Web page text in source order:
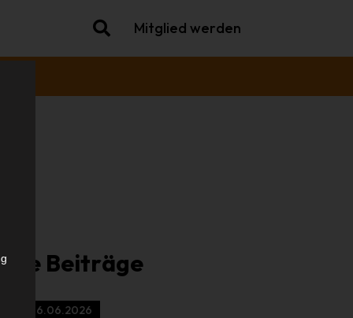
Mitglied werden
Beiträge
16.06.2026